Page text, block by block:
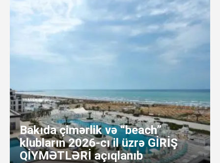
Bakıda çimərlik və “beach”
klubların 2026-cı il üzrə GİRİŞ
QİYMƏTLƏRİ açıqlanıb